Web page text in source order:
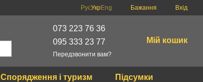
РусУкрEng Бажання Вхід
073 223 76 36
095 333 23 77
Передзвонити вам?
Мій кошик
Спорядження і туризм Підсумки